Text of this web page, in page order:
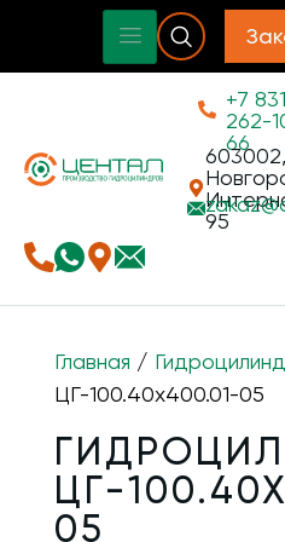
+7 831
262-
66
95
zakaz@
Главная /
ЦГ-100.40х400.01-05
ЦГ-
05